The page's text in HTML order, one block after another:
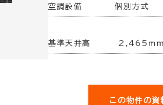
空調設備 個別方式
基準天井高 2,465mm
この物件の資